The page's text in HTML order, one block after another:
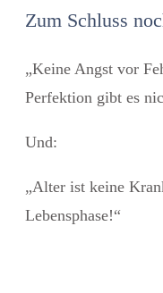
Zum Schluss
„Keine Angst vor
Perfektion gibt es
Und:
„Alter ist keine
Lebensphase!“